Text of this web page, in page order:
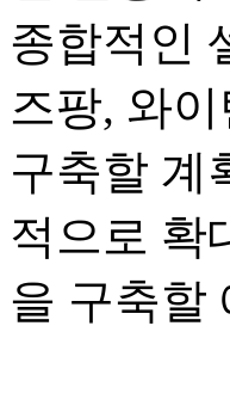
종합적인
즈팡, 와
구축할 계
적으로 확
을 구축할